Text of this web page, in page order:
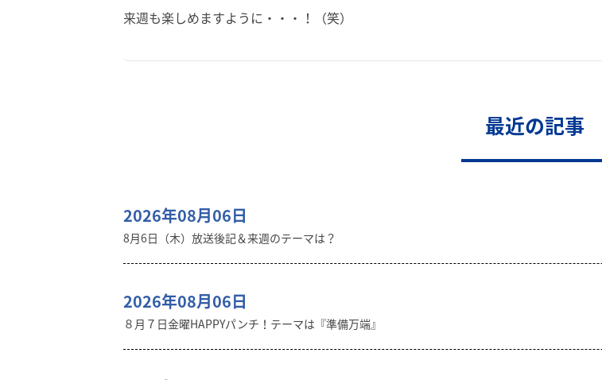
来週も楽しめますように・・・！（笑）
最近の記事
2026年08月06日
8月6日（木）放送後記＆来週のテーマは？
2026年08月06日
８月７日金曜HAPPYパンチ！テーマは『準備万端』